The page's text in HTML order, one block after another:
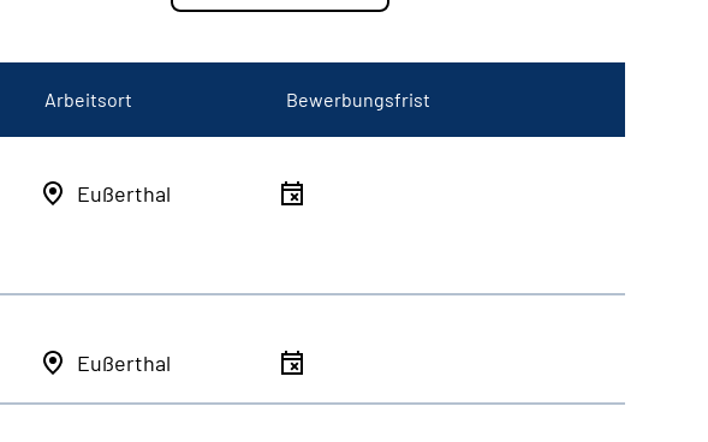
Arbeitsort Bewerbungsfrist
Eußerthal
Eußerthal